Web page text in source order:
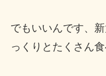
でもいいんです、
っくりとたくさん食